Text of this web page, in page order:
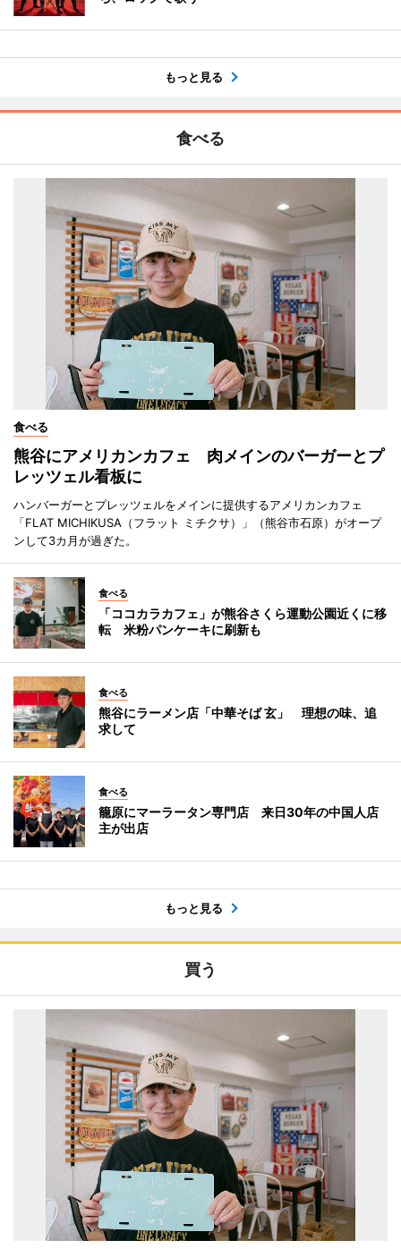
もっと見る
食べる
食べる
熊谷にアメリカンカフェ 肉メインのバーガーとプ
レッツェル看板に
ハンバーガーとプレッツェルをメインに提供するアメリカンカフェ
「FLAT MICHIKUSA（フラット ミチクサ）」（熊谷市石原）がオープ
ンして3カ月が過ぎた。
食べる
「ココカラカフェ」が熊谷さくら運動公園近くに移
転 米粉パンケーキに刷新も
食べる
熊谷にラーメン店「中華そば 玄」 理想の味、追
求して
食べる
籠原にマーラータン専門店 来日30年の中国人店
主が出店
もっと見る
買う